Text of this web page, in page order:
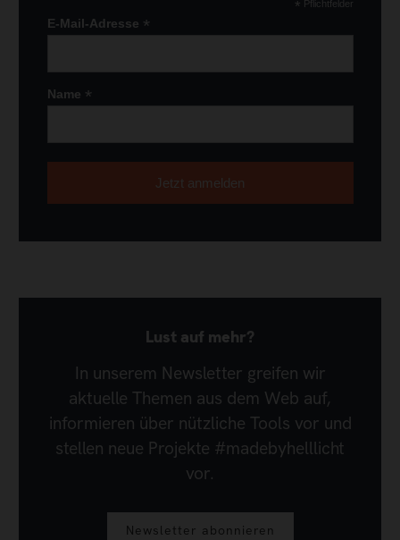
* Pflichtfelder
E-Mail-Adresse *
Name *
Lust auf mehr?
In unserem Newsletter greifen wir
aktuelle Themen aus dem Web auf,
informieren über nützliche Tools vor und
stellen neue Projekte #madebyhelllicht
vor.
Newsletter abonnieren